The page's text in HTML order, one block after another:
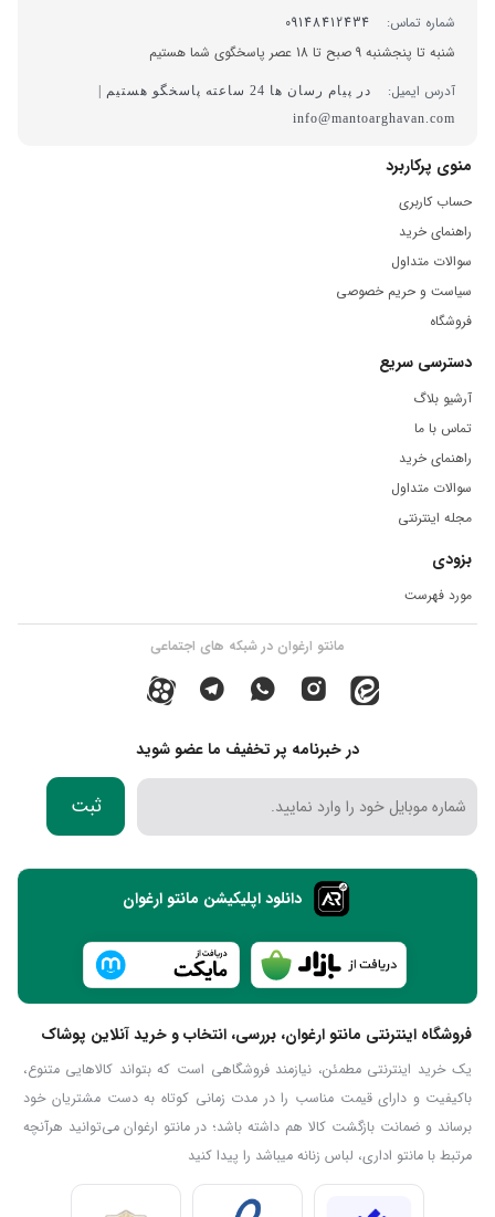
شماره تماس:
09148412434
شنبه تا پنجشنبه 9 صبح تا 18 عصر پاسخگوی شما هستیم
آدرس ایمیل:
در پیام رسان ها 24 ساعته پاسخگو هستیم |
info@mantoarghavan.com
منوی پرکاربرد
حساب کاربری
راهنمای خرید
سوالات متداول
سیاست و حریم خصوصی
فروشگاه
دسترسی سریع
آرشیو بلاگ
تماس با ما
راهنمای خرید
سوالات متداول
مجله اینترنتی
بزودی
مورد فهرست
مانتو ارغوان در شبکه های اجتماعی
در خبرنامه پر تخفیف ما عضو شوید
ثبت
دانلود اپلیکیشن مانتو ارغوان
فروشگاه اینترنتی مانتو ارغوان، بررسی، انتخاب و خرید آنلاین پوشاک
یک خرید اینترنتی مطمئن، نیازمند فروشگاهی است که بتواند کالاهایی متنوع،
باکیفیت و دارای قیمت مناسب را در مدت زمانی کوتاه به دست مشتریان خود
برساند و ضمانت بازگشت کالا هم داشته باشد؛ در مانتو ارغوان می‌توانید هرآنچه
مرتبط با مانتو اداری، لباس زنانه میباشد را پیدا کنید